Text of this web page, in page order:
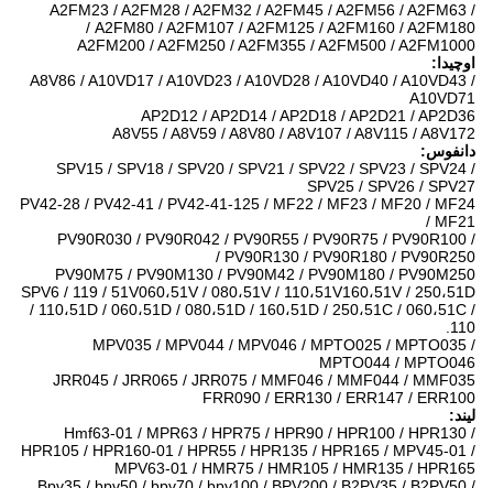
A2FM23 / A2FM28 / A2FM32 / A2FM45 / A2FM56 / A2FM63 /
A2FM80 / A2FM107 / A2FM125 / A2FM160 / A2FM180 /
A2FM200 / A2FM250 / A2FM355 / A2FM500 / A2FM1000
اوچیدا:
A8V86 / A10VD17 / A10VD23 / A10VD28 / A10VD40 / A10VD43 /
A10VD71
AP2D12 / AP2D14 / AP2D18 / AP2D21 / AP2D36
A8V55 / A8V59 / A8V80 / A8V107 / A8V115 / A8V172
دانفوس:
SPV15 / SPV18 / SPV20 / SPV21 / SPV22 / SPV23 / SPV24 /
SPV25 / SPV26 / SPV27
PV42-28 / PV42-41 / PV42-41-125 / MF22 / MF23 / MF20 / MF24
/ MF21
PV90R030 / PV90R042 / PV90R55 / PV90R75 / PV90R100 /
PV90R130 / PV90R180 / PV90R250 /
PV90M75 / PV90M130 / PV90M42 / PV90M180 / PV90M250
SPV6 / 119 / 51V060،51V / 080،51V / 110،51V160،51V / 250،51D
/ 110،51D / 060،51D / 080،51D / 160،51D / 250،51C / 060،51C /
110.
MPV035 / MPV044 / MPV046 / MPTO025 / MPTO035 /
MPTO044 / MPTO046
JRR045 / JRR065 / JRR075 / MMF046 / MMF044 / MMF035
FRR090 / ERR130 / ERR147 / ERR100
لیند:
Hmf63-01 / MPR63 / HPR75 / HPR90 / HPR100 / HPR130 /
HPR105 / HPR160-01 / HPR55 / HPR135 / HPR165 / MPV45-01 /
MPV63-01 / HMR75 / HMR105 / HMR135 / HPR165